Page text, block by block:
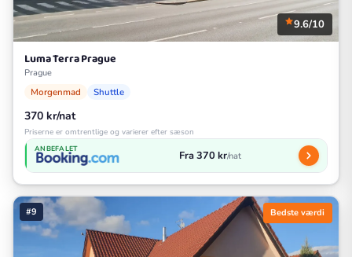
9.6/10
Luma Terra Prague
Prague
Morgenmad Shuttle
370 kr/nat
Priserne er omtrentlige og varierer efter sæson
ANBEFALET Fra 370 kr/nat
#9 Bedste værdi